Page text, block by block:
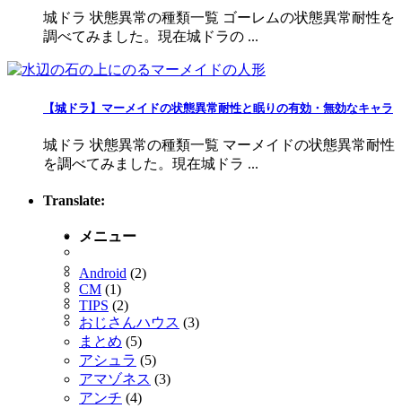
城ドラ 状態異常の種類一覧 ゴーレムの状態異常耐性を
調べてみました。現在城ドラの ...
【城ドラ】マーメイドの状態異常耐性と眠りの有効・無効なキャラ
城ドラ 状態異常の種類一覧 マーメイドの状態異常耐性
を調べてみました。現在城ドラ ...
Translate:
メニュー
Android (2)
CM (1)
TIPS (2)
おじさんハウス (3)
まとめ (5)
アシュラ (5)
アマゾネス (3)
アンチ (4)